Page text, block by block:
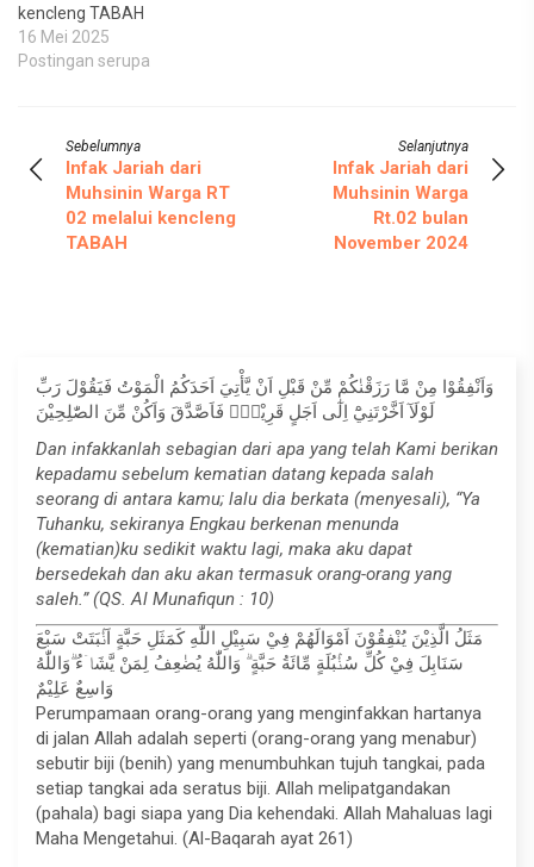
kencleng TABAH
16 Mei 2025
Postingan serupa
Sebelumnya
Infak Jariah dari
Muhsinin Warga RT
02 melalui kencleng
TABAH
Selanjutnya
Infak Jariah dari
Muhsinin Warga
Rt.02 bulan
November 2024
وَاَنْفِقُوْا مِنْ مَّا رَزَقْنٰكُمْ مِّنْ قَبْلِ اَنْ يَّأْتِيَ اَحَدَكُمُ الْمَوْتُ فَيَقُوْلَ رَبِّ
لَوْلَآ اَخَّرْتَنِيْٓ اِلٰٓى اَجَلٍ قَرِيْبٍۚ فَاَصَّدَّقَ وَاَكُنْ مِّنَ الصّٰلِحِيْنَ
Dan infakkanlah sebagian dari apa yang telah Kami berikan
kepadamu sebelum kematian datang kepada salah
seorang di antara kamu; lalu dia berkata (menyesali), “Ya
Tuhanku, sekiranya Engkau berkenan menunda
(kematian)ku sedikit waktu lagi, maka aku dapat
bersedekah dan aku akan termasuk orang-orang yang
saleh.” (QS. Al Munafiqun : 10)
مَثَلُ الَّذِيْنَ يُنْفِقُوْنَ اَمْوَالَهُمْ فِيْ سَبِيْلِ اللّٰهِ كَمَثَلِ حَبَّةٍ اَنْۢبَتَتْ سَبْعَ
سَنَابِلَ فِيْ كُلِّ سُنْۢبُلَةٍ مِّائَةُ حَبَّةٍ ۗ وَاللّٰهُ يُضٰعِفُ لِمَنْ يَّشَاۤءُ ۗوَاللّٰهُ
وَاسِعٌ عَلِيْمٌ
Perumpamaan orang-orang yang menginfakkan hartanya
di jalan Allah adalah seperti (orang-orang yang menabur)
sebutir biji (benih) yang menumbuhkan tujuh tangkai, pada
setiap tangkai ada seratus biji. Allah melipatgandakan
(pahala) bagi siapa yang Dia kehendaki. Allah Mahaluas lagi
Maha Mengetahui. (Al-Baqarah ayat 261)